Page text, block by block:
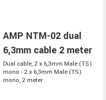
AMP NTM-02 dual
6,3mm cable 2 meter
Dual cable, 2 x 6,3mm Male (TS)
mono - 2 x 6,3mm Male (TS)
mono, 2 meter